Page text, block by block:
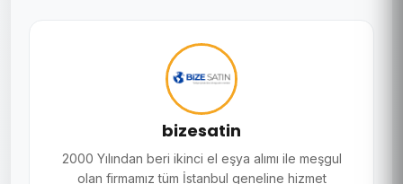
bizesatin
2000 Yılından beri ikinci el eşya alımı ile meşgul
olan firmamız tüm İstanbul geneline hizmet